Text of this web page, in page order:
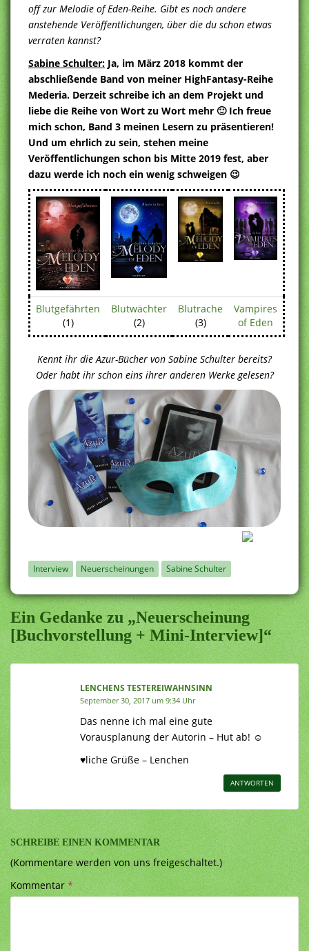
off zur Melodie of Eden-Reihe. Gibt es noch andere
anstehende Veröffentlichungen, über die du schon etwas
verraten kannst?
Sabine Schulter: Ja, im März 2018 kommt der
abschließende Band von meiner HighFantasy-Reihe
Mederia. Derzeit schreibe ich an dem Projekt und
liebe die Reihe von Wort zu Wort mehr 🙂 Ich freue
mich schon, Band 3 meinen Lesern zu präsentieren!
Und um ehrlich zu sein, stehen meine
Veröffentlichungen schon bis Mitte 2019 fest, aber
dazu werde ich noch ein wenig schweigen 😉
Blutgefährten
(1)
Blutwächter
(2)
Blutrache
(3)
Vampires
of Eden
Kennt ihr die Azur-Bücher von Sabine Schulter bereits?
Oder habt ihr schon eins ihrer anderen Werke gelesen?
Interview Neuerscheinungen Sabine Schulter
Ein Gedanke zu „Neuerscheinung
[Buchvorstellung + Mini-Interview]“
LENCHENS TESTEREIWAHNSINN
September 30, 2017 um 9:34 Uhr
Das nenne ich mal eine gute
Vorausplanung der Autorin – Hut ab! ☺
♥liche Grüße – Lenchen
ANTWORTEN
SCHREIBE EINEN KOMMENTAR
(Kommentare werden von uns freigeschaltet.)
Kommentar*